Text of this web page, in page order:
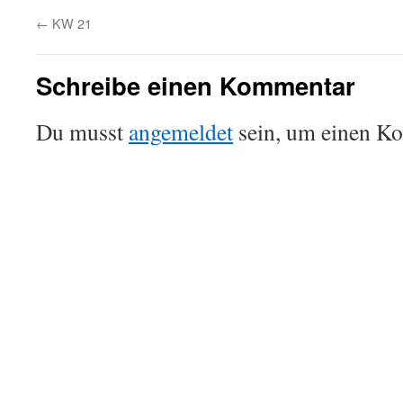
← KW 21
Schreibe einen Kommentar
Du musst angemeldet sein, um einen